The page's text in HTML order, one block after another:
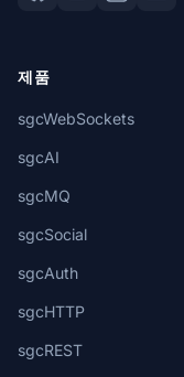
제품
sgcWebSockets
sgcAI
sgcMQ
sgcSocial
sgcAuth
sgcHTTP
sgcREST